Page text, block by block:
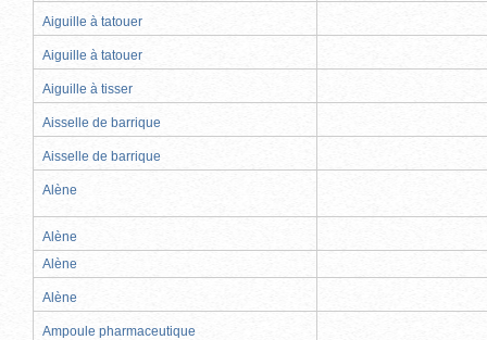
Aiguille à tatouer
Aiguille à tatouer
Aiguille à tisser
Aisselle de barrique
Aisselle de barrique
Alène
Alène
Alène
Alène
Ampoule pharmaceutique